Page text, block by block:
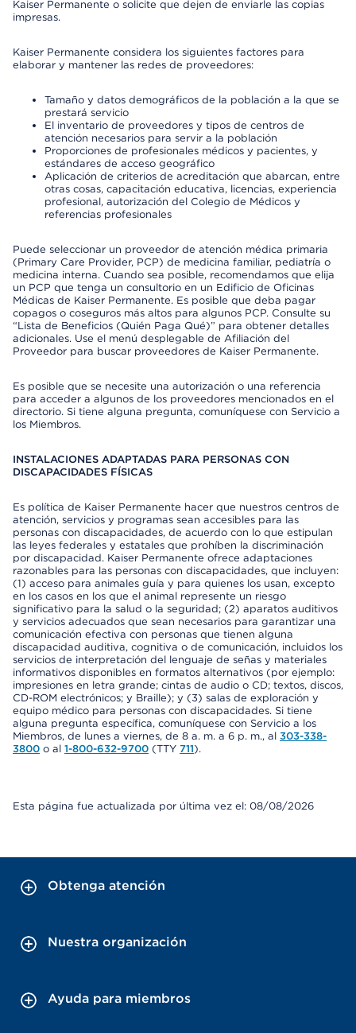
Kaiser Permanente o solicite que dejen de enviarle las copias
impresas.
Kaiser Permanente considera los siguientes factores para
elaborar y mantener las redes de proveedores:
Tamaño y datos demográficos de la población a la que se
prestará servicio
El inventario de proveedores y tipos de centros de
atención necesarios para servir a la población
Proporciones de profesionales médicos y pacientes, y
estándares de acceso geográfico
Aplicación de criterios de acreditación que abarcan, entre
otras cosas, capacitación educativa, licencias, experiencia
profesional, autorización del Colegio de Médicos y
referencias profesionales
Puede seleccionar un proveedor de atención médica primaria
(Primary Care Provider, PCP) de medicina familiar, pediatría o
medicina interna. Cuando sea posible, recomendamos que elija
un PCP que tenga un consultorio en un Edificio de Oficinas
Médicas de Kaiser Permanente. Es posible que deba pagar
copagos o coseguros más altos para algunos PCP. Consulte su
“Lista de Beneficios (Quién Paga Qué)” para obtener detalles
adicionales. Use el menú desplegable de Afiliación del
Proveedor para buscar proveedores de Kaiser Permanente.
Es posible que se necesite una autorización o una referencia
para acceder a algunos de los proveedores mencionados en el
directorio. Si tiene alguna pregunta, comuníquese con Servicio a
los Miembros.
INSTALACIONES ADAPTADAS PARA PERSONAS CON
DISCAPACIDADES FÍSICAS
Es política de Kaiser Permanente hacer que nuestros centros de
atención, servicios y programas sean accesibles para las
personas con discapacidades, de acuerdo con lo que estipulan
las leyes federales y estatales que prohíben la discriminación
por discapacidad. Kaiser Permanente ofrece adaptaciones
razonables para las personas con discapacidades, que incluyen:
(1) acceso para animales guía y para quienes los usan, excepto
en los casos en los que el animal represente un riesgo
significativo para la salud o la seguridad; (2) aparatos auditivos
y servicios adecuados que sean necesarios para garantizar una
comunicación efectiva con personas que tienen alguna
discapacidad auditiva, cognitiva o de comunicación, incluidos los
servicios de interpretación del lenguaje de señas y materiales
informativos disponibles en formatos alternativos (por ejemplo:
impresiones en letra grande; cintas de audio o CD; textos, discos,
CD-ROM electrónicos; y Braille); y (3) salas de exploración y
equipo médico para personas con discapacidades. Si tiene
alguna pregunta específica, comuníquese con Servicio a los
Miembros, de lunes a viernes, de 8 a. m. a 6 p. m., al 303-338-
3800 o al 1-800-632-9700 (TTY 711).
Esta página fue actualizada por última vez el: 08/08/2026
Obtenga atención
Nuestra organización
Ayuda para miembros